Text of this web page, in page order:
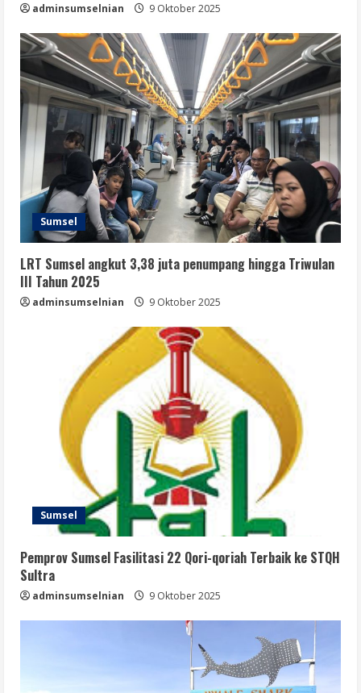
adminsumselnian 9 Oktober 2025
Sumsel
LRT Sumsel angkut 3,38 juta penumpang hingga Triwulan
III Tahun 2025
adminsumselnian 9 Oktober 2025
Sumsel
Pemprov Sumsel Fasilitasi 22 Qori-qoriah Terbaik ke STQH
Sultra
adminsumselnian 9 Oktober 2025